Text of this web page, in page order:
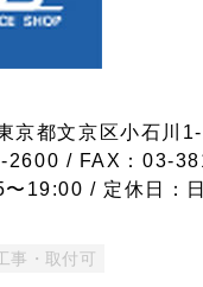
都文京区小石川
2600 / FAX：03-
19:00 / 定休日：
事・取付可